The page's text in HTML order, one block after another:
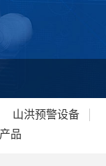
山洪预警设备
品